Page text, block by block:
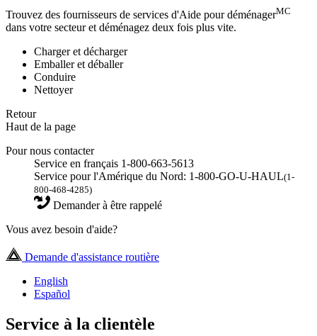
Trouvez des fournisseurs de services d'Aide pour déménagerMC
dans votre secteur et déménagez deux fois plus vite.
Charger et décharger
Emballer et déballer
Conduire
Nettoyer
Retour
Haut de la page
Pour nous contacter
Service en français 1-800-663-5613
Service pour l'Amérique du Nord: 1-800-GO-U-HAUL(1-
800-468-4285)
Demander à être rappelé
Vous avez besoin d'aide?
Demande d'assistance routière
English
Español
Service à la clientèle